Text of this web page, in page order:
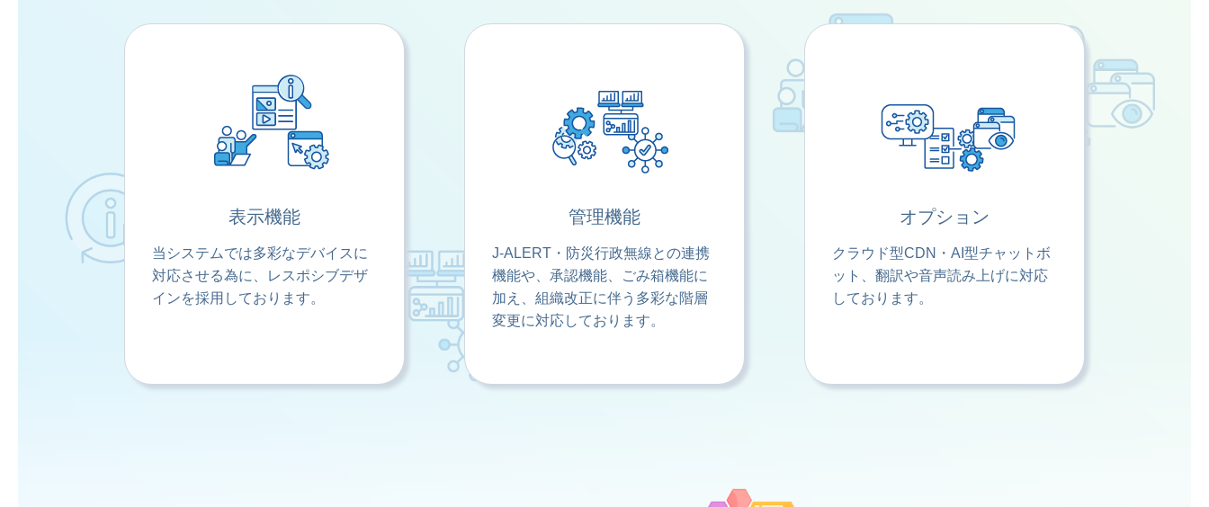
表示機能
当システムでは多彩なデバイスに
対応させる為に、レスポシブデザ
インを採用しております。
管理機能
J-ALERT・防災行政無線との連携
機能や、承認機能、ごみ箱機能に
加え、組織改正に伴う多彩な階層
変更に対応しております。
オプション
クラウド型CDN・AI型チャットボ
ット、翻訳や音声読み上げに対応
しております。